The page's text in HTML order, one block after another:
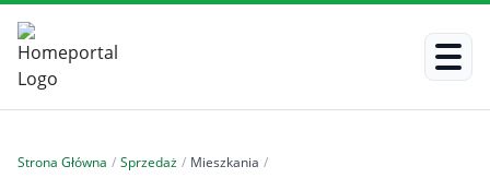
Strona Główna / Sprzedaż / Mieszkania /